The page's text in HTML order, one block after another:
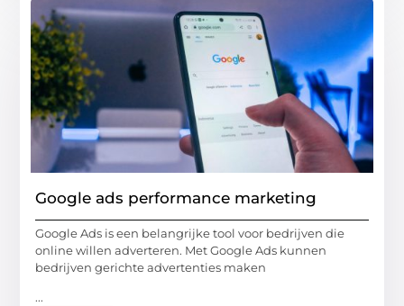
Google ads performance marketing
Google Ads is een belangrijke tool voor bedrijven die
online willen adverteren. Met Google Ads kunnen
bedrijven gerichte advertenties maken
...